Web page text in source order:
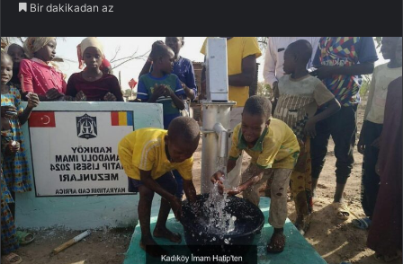
Bir dakikadan az